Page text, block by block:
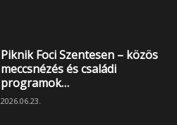
Piknik Foci Szentesen – közös
meccsnézés és családi
programok…
2026.06.23.